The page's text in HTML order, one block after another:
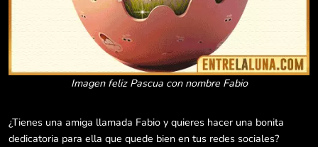
Imagen feliz Pascua con nombre Fabio
¿Tienes una amiga llamada Fabio y quieres hacer una bonita
dedicatoria para ella que quede bien en tus redes sociales?